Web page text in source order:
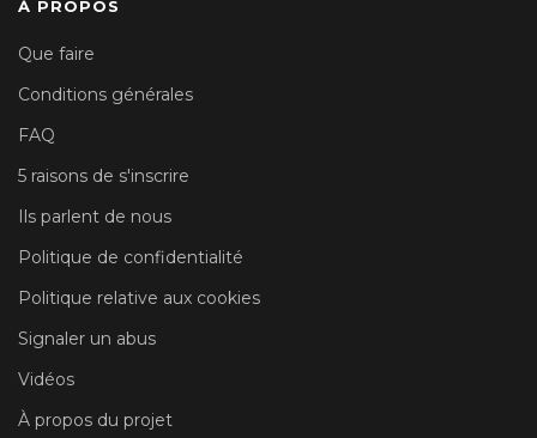
À PROPOS
Que faire
Conditions générales
FAQ
5 raisons de s'inscrire
Ils parlent de nous
Politique de confidentialité
Politique relative aux cookies
Signaler un abus
Vidéos
À propos du projet